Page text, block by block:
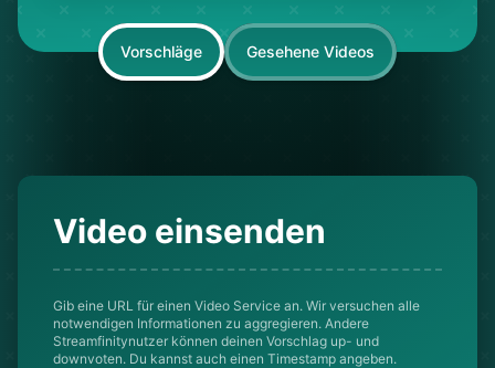
Vorschläge Gesehene Videos
Video einsenden
Gib eine URL für einen Video Service an. Wir versuchen alle
notwendigen Informationen zu aggregieren. Andere
Streamfinitynutzer können deinen Vorschlag up- und
downvoten. Du kannst auch einen Timestamp angeben.